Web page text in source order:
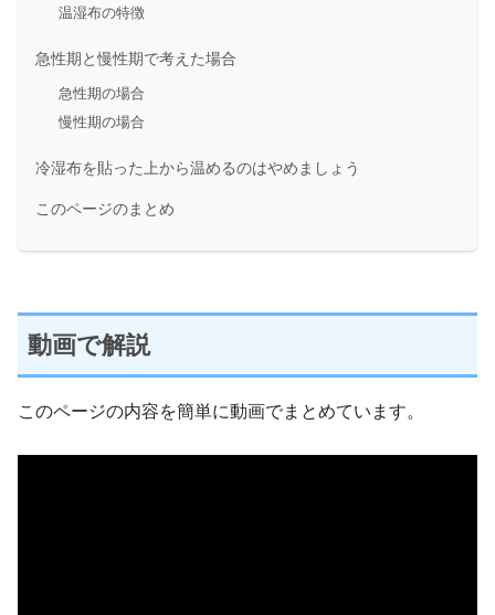
温湿布の特徴
急性期と慢性期で考えた場合
急性期の場合
慢性期の場合
冷湿布を貼った上から温めるのはやめましょう
このページのまとめ
動画で解説
このページの内容を簡単に動画でまとめています。